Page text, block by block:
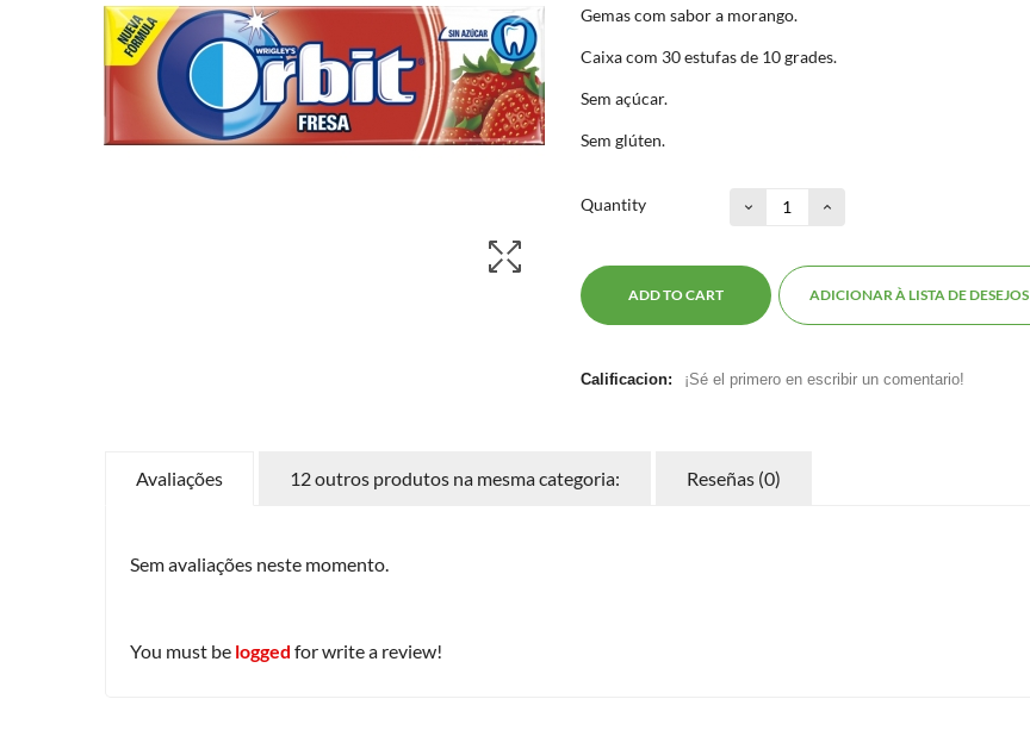
Gemas com sabor a morango.
Caixa com 30 estufas de 10 grades.
Sem açúcar.
Sem glúten.
Quantity
ADD TO CART ADICIONAR À LISTA DE DESEJOS
Calificacion: ¡Sé el primero en escribir un comentario!
Avaliações 12 outros produtos na mesma categoria: Reseñas (0)
Sem avaliações neste momento.
You must be logged for write a review!